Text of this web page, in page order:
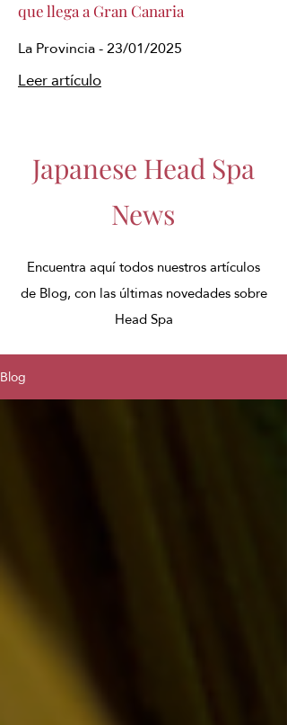
que llega a Gran Canaria
La Provincia - 23/01/2025
Leer artículo
Japanese Head Spa
News
Encuentra aquí todos nuestros artículos
de Blog, con las últimas novedades sobre
Head Spa
Blog